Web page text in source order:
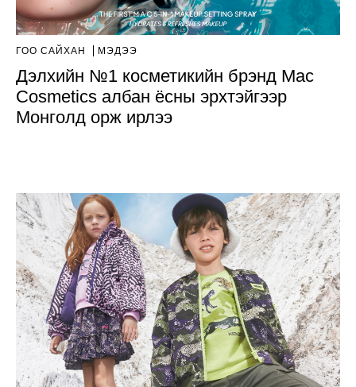
ГОО САЙХАН МЭДЭЭ
Дэлхийн №1 косметикийн брэнд Mac
Cosmetics албан ёсны эрхтэйгээр
Монголд орж ирлээ